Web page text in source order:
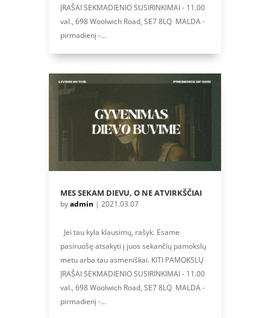
ĮRAŠAI SEKMADIENIO SUSIRINKIMAI - 11.00
val., 698 Woolwich Road, SE7 8LQ MALDA -
pirmadienį -...
MES SEKAM DIEVU, O NE ATVIRKŠČIAI
byadmin | 2021.03.07
Jei tau kyla klausimų, rašyk. Esame
pasiruošę atsakyti į juos sekančių pamokslų
metu arba tau asmeniškai. KITI PAMOKSLŲ
ĮRAŠAI SEKMADIENIO SUSIRINKIMAI - 11.00
val., 698 Woolwich Road, SE7 8LQ MALDA -
pirmadienį -...